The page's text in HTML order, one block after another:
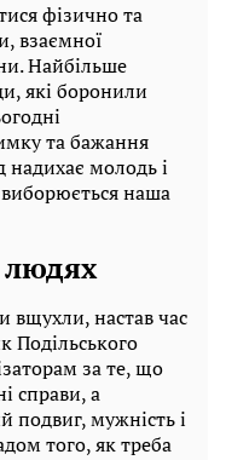
фізично та
взаємної
Найбільше
які боронили
та бажання
надихає молодь і
наша
людях
вщухли, настав час
Подільського
за те, що
справи, а
подвиг, мужність і
того, як треба